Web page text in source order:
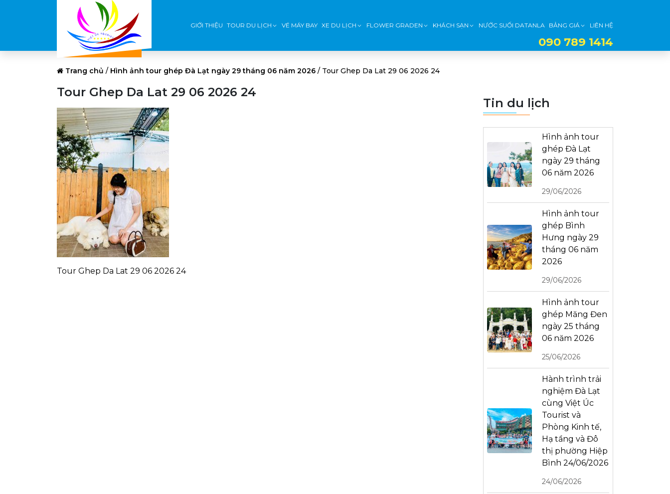
GIỚI THIỆU TOUR DU LỊCH VÉ MÁY BAY XE DU LỊCH FLOWER GRADEN KHÁCH SẠN NƯỚC SUỐI DATANLA BẢNG GIÁ LIÊN HỆ
090 789 1414
Trang chủ / Hình ảnh tour ghép Đà Lạt ngày 29 tháng 06 năm 2026 / Tour Ghep Da Lat 29 06 2026 24
Tour Ghep Da Lat 29 06 2026 24
Tour Ghep Da Lat 29 06 2026 24
Tin du lịch
Hình ảnh tour
ghép Đà Lạt
ngày 29 tháng
06 năm 2026
29/06/2026
Hình ảnh tour
ghép Bình
Hưng ngày 29
tháng 06 năm
2026
29/06/2026
Hình ảnh tour
ghép Măng Đen
ngày 25 tháng
06 năm 2026
25/06/2026
Hành trình trải
nghiệm Đà Lạt
cùng Việt Úc
Tourist và
Phòng Kinh tế,
Hạ tầng và Đô
thị phường Hiệp
Bình 24/06/2026
24/06/2026